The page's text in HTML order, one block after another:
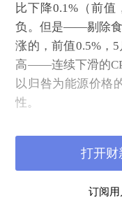
比下降0.1%（前
负。但是——剔除食
涨的，前值0.5%，
高——连续下滑的
以归咎为能源价
性。
幅比上月扩大0.6
话说，供给侧比去
也没“加速难受”，
订阅
打开财